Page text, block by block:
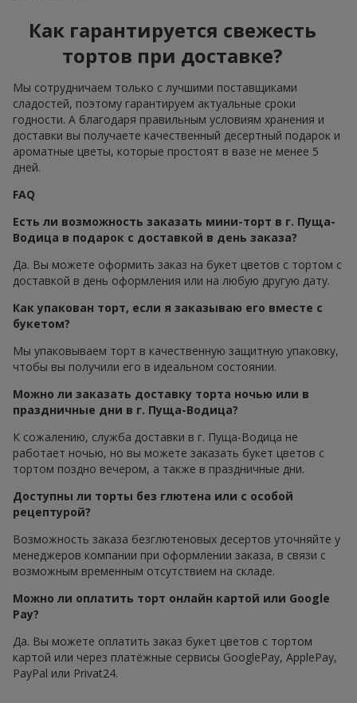
Как гарантируется свежесть
тортов при доставке?
Мы сотрудничаем только с лучшими поставщиками
сладостей, поэтому гарантируем актуальные сроки
годности. А благодаря правильным условиям хранения и
доставки вы получаете качественный десертный подарок и
ароматные цветы, которые простоят в вазе не менее 5
дней.
FAQ
Есть ли возможность заказать мини-торт в г. Пуща-
Водица в подарок с доставкой в день заказа?
Да. Вы можете оформить заказ на букет цветов с тортом с
доставкой в день оформления или на любую другую дату.
Как упакован торт, если я заказываю его вместе с
букетом?
Мы упаковываем торт в качественную защитную упаковку,
чтобы вы получили его в идеальном состоянии.
Можно ли заказать доставку торта ночью или в
праздничные дни в г. Пуща-Водица?
К сожалению, служба доставки в г. Пуща-Водица не
работает ночью, но вы можете заказать букет цветов с
тортом поздно вечером, а также в праздничные дни.
Доступны ли торты без глютена или с особой
рецептурой?
Возможность заказа безглютеновых десертов уточняйте у
менеджеров компании при оформлении заказа, в связи с
возможным временным отсутствием на складе.
Можно ли оплатить торт онлайн картой или Google
Pay?
Да. Вы можете оплатить заказ букет цветов с тортом
картой или через платёжные сервисы GooglePay, ApplePay,
PayPal или Privat24.